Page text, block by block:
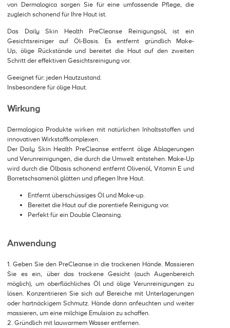
von Dermalogica sorgen Sie für eine umfassende Pflege, die
zugleich schonend für Ihre Haut ist.
Das Daily Skin Health PreCleanse Reinigungsöl, ist ein
Gesichtsreiniger auf Öl-Basis. Es entfernt gründlich Make-
Up, ölige Rückstände und bereitet die Haut auf den zweiten
Schritt der effektiven Gesichtsreinigung vor.
Geeignet für: jeden Hautzustand.
Insbesondere für ölige Haut.
Wirkung
Dermalogica Produkte wirken mit natürlichen Inhaltsstoffen und
innovativen Wirkstoffkomplexen.
Der Daily Skin Health PreCleanse entfernt ölige Ablagerungen
und Verunreinigungen, die durch die Umwelt entstehen. Make-Up
wird durch die Ölbasis schonend entfernt Olivenöl, Vitamin E und
Borretschsamenöl glätten und pflegen Ihre Haut.
Entfernt überschüssiges Öl und Make-up.
Bereitet die Haut auf die porentiefe Reinigung vor.
Perfekt für ein Double Cleansing.
Anwendung
1. Geben Sie den PreCleanse in die trockenen Hände. Massieren
Sie es ein, über das trockene Gesicht (auch Augenbereich
möglich), um oberflächliches Öl und ölige Verunreinigungen zu
lösen. Konzentrieren Sie sich auf Bereiche mit Unterlagerungen
oder hartnäckigem Schmutz. Hände dann anfeuchten und weiter
massieren, um eine milchige Emulsion zu schaffen.
2. Gründlich mit lauwarmem Wasser entfernen.